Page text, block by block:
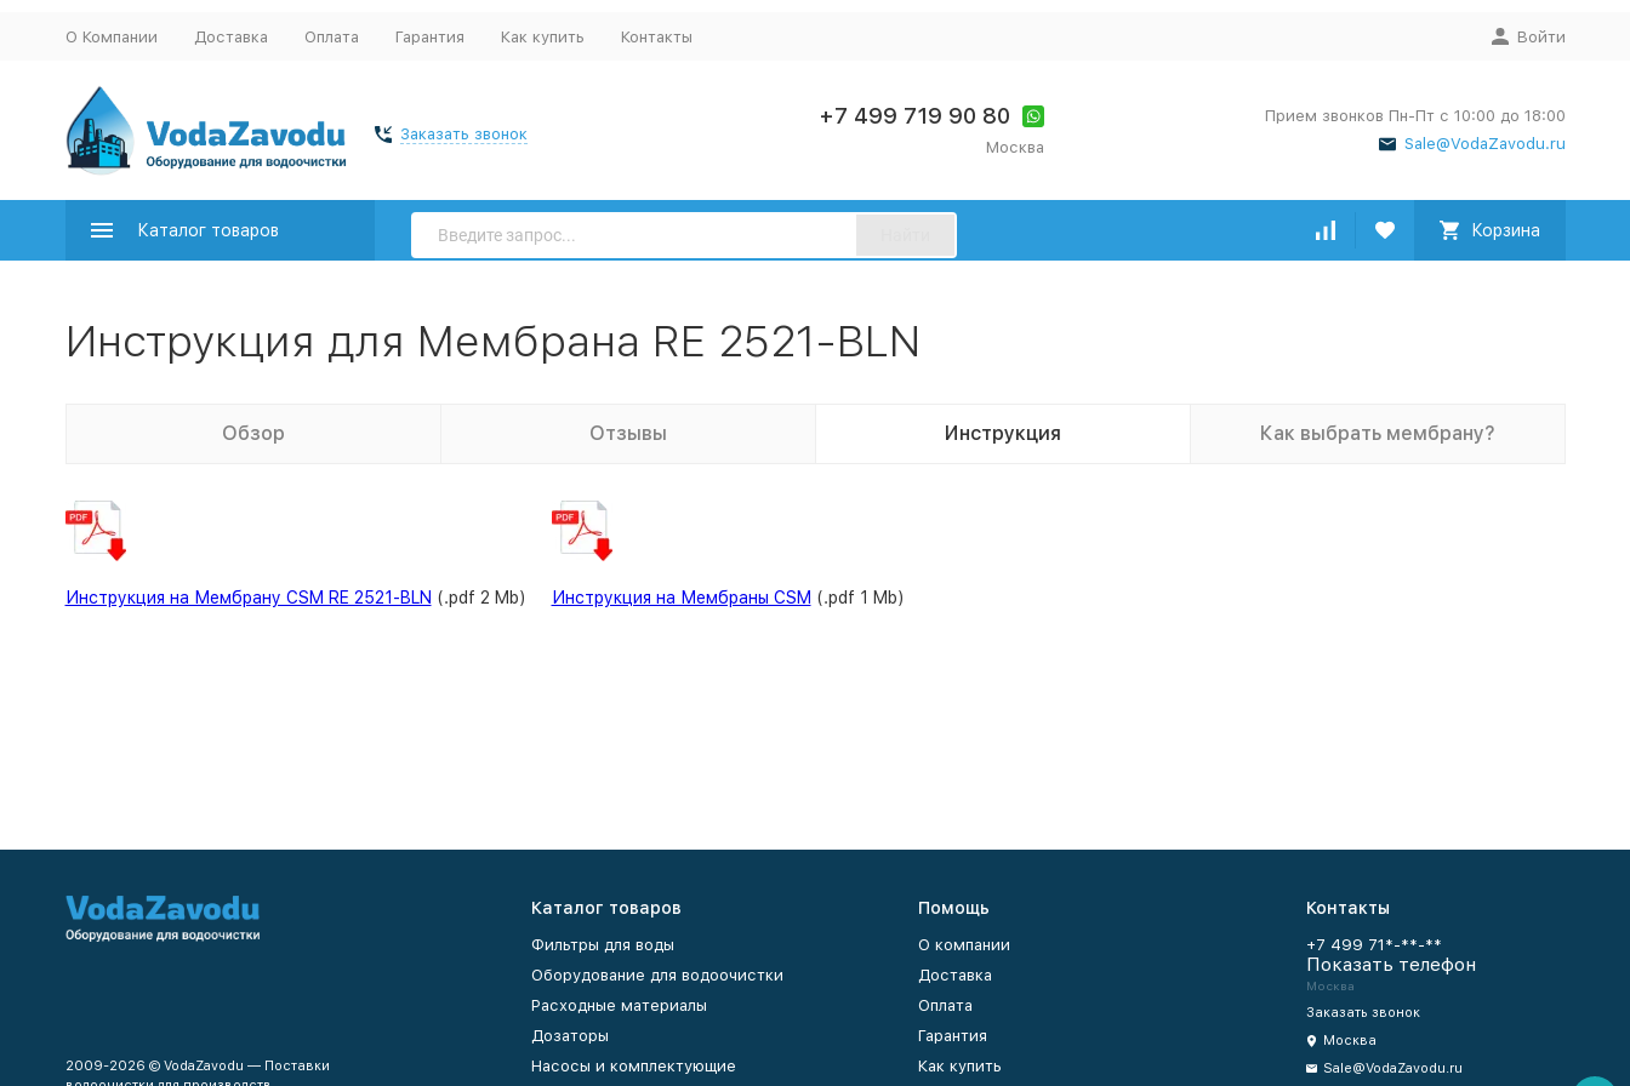
О Компании Доставка Оплата Гарантия Как купить Контакты Войти
Заказать звонок
+7 499 719 90 80
Москва
Прием звонков Пн-Пт с 10:00 до 18:00
Sale@VodaZavodu.ru
Каталог товаров Корзина
Инструкция для Мембрана RE 2521-BLN
Обзор Отзывы Инструкция Как выбрать мембрану?
Инструкция на Мембрану CSM RE 2521-BLN (.pdf 2 Mb) Инструкция на Мембраны CSM (.pdf 1 Mb)
2009-2026 © VodaZavodu — Поставки
Каталог товаров
Фильтры для воды
Оборудование для водоочистки
Расходные материалы
Дозаторы
Насосы и комплектующие
Помощь
О компании
Доставка
Оплата
Гарантия
Как купить
Контакты
+7 499 71*-**-**
Показать телефон
Москва
Заказать звонок
Москва
Sale@VodaZavodu.ru